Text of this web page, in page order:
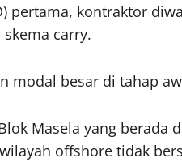
pertama, kontraktor
carry.
modal besar di tahap
Masela yang berada
offshore tidak